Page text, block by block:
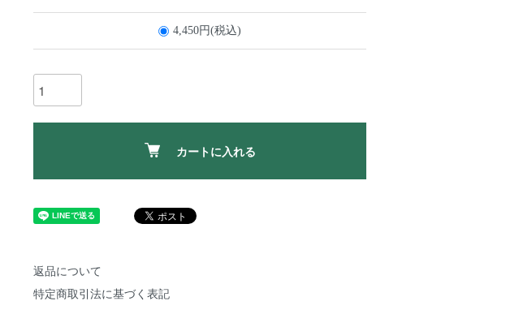
4,450円(税込)
カートに入れる
返品について
特定商取引法に基づく表記